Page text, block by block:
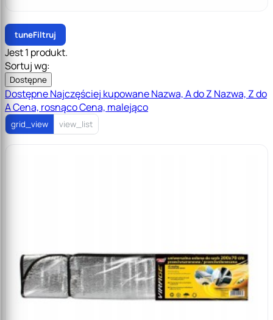
tuneFiltruj
Jest 1 produkt.
Sortuj wg:
Dostępne
DostępneNajczęściej kupowaneNazwa, A do Z Nazwa, Z do
ACena, rosnącoCena, malejąco
grid_view view_list